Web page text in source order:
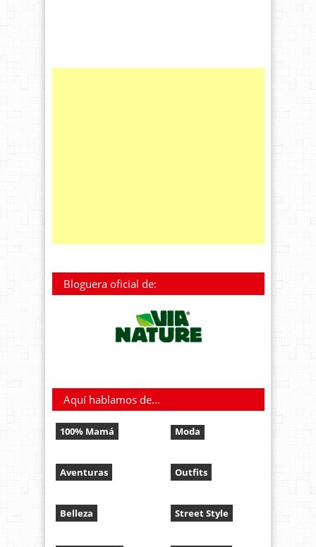
Bloguera oficial de:
Aquí hablamos de…
100% Mamá
Aventuras
Belleza
Moda
Outfits
Street Style